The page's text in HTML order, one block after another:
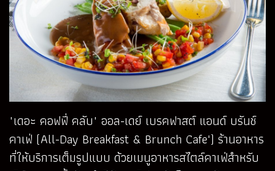
"เดอะ คอฟฟี่ คลับ" ออล-เดย์ เบรคฟาสต์ แอนด์ บรันช์
คาเฟ่ (All-Day Breakfast & Brunch Cafe') ร้านอาหาร
ที่ให้บริการเต็มรูปแบบ ด้วยเมนูอาหารสไตล์คาเฟ่สำหรับ